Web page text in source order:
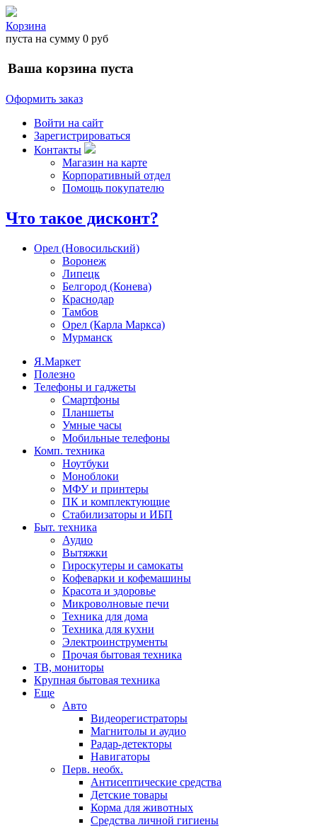
Корзина
пуста на сумму 0 руб
Ваша корзина пуста
Оформить заказ
Войти на сайт
Зарегистрироваться
Контакты
Магазин на карте
Корпоративный отдел
Помощь покупателю
Что такое дисконт?
Орел (Новосильский)
Воронеж
Липецк
Белгород (Конева)
Краснодар
Тамбов
Орел (Карла Маркса)
Мурманск
Я.Маркет
Полезно
Телефоны и гаджеты
Смартфоны
Планшеты
Умные часы
Мобильные телефоны
Комп. техника
Ноутбуки
Моноблоки
МФУ и принтеры
ПК и комплектующие
Стабилизаторы и ИБП
Быт. техника
Аудио
Вытяжки
Гироскутеры и самокаты
Кофеварки и кофемашины
Красота и здоровье
Микроволновые печи
Техника для дома
Техника для кухни
Электроинструменты
Прочая бытовая техника
ТВ, мониторы
Крупная бытовая техника
Еще
Авто
Видеорегистраторы
Магнитолы и аудио
Радар-детекторы
Навигаторы
Перв. необх.
Антисептические средства
Детские товары
Корма для животных
Средства личной гигиены